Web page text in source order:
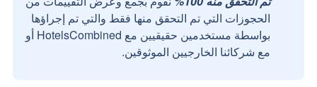
الحجوزات التي تم التحقق منها فقط والتي تم إجراؤها
بواسطة مستخدمين حقيقيين مع HotelsCombined أو
مع شركائنا الخارجيين الموثوقين.